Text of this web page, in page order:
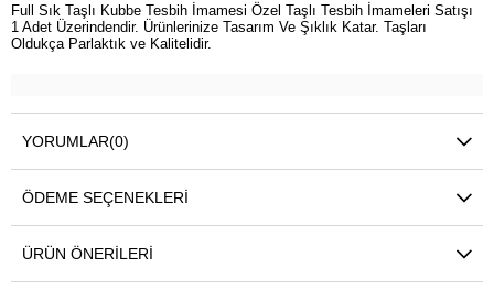
Full Sık Taşlı Kubbe Tesbih İmamesi Özel Taşlı Tesbih İmameleri Satışı
1 Adet Üzerindendir. Ürünlerinize Tasarım Ve Şıklık Katar. Taşları
Oldukça Parlaktık ve Kalitelidir.
YORUMLAR(0)
ÖDEME SEÇENEKLERI
ÜRÜN ÖNERILERI